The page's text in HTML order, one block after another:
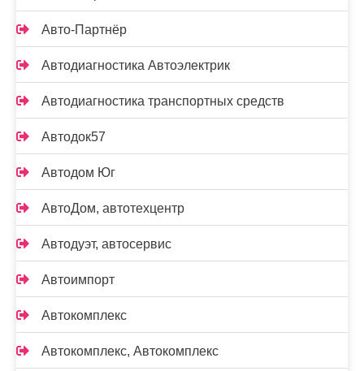
Авто-Партнёр
Автодиагностика Автоэлектрик
Автодиагностика транспортных средств
Автодок57
Автодом Юг
АвтоДом, автотехцентр
Автодуэт, автосервис
Автоимпорт
Автокомплекс
Автокомплекс, Автокомплекс